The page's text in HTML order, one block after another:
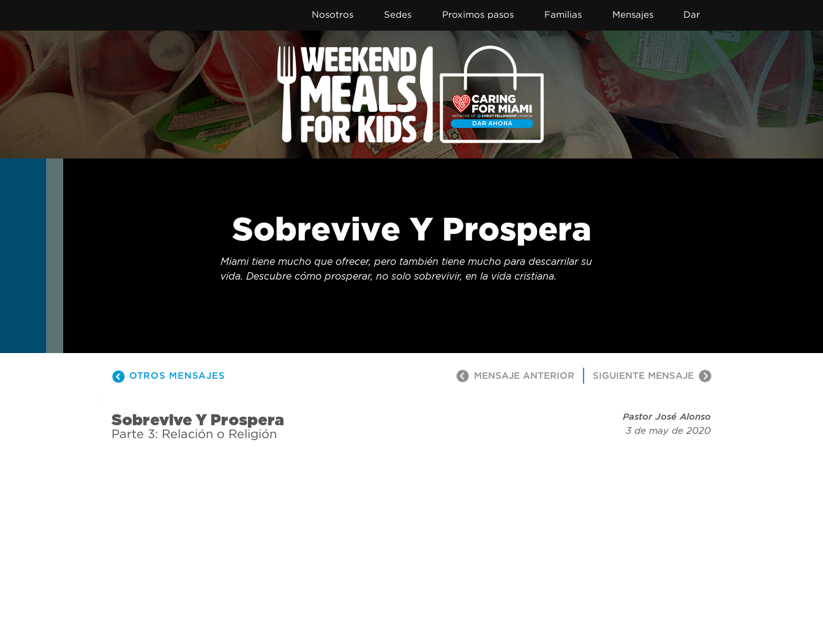
Nosotros Sedes Proximos pasos Familias Mensajes Dar
DAR AHORA
Sobrevive Y Prospera
Miami tiene mucho que ofrecer, pero también tiene mucho para descarrilar su
vida. Descubre cómo prosperar, no solo sobrevivir, en la vida cristiana.
OTROS MENSAJES MENSAJE ANTERIOR SIGUIENTE MENSAJE
Sobrevive Y Prospera
Parte 3: Relación o Religión
Pastor José Alonso
3 de may de 2020